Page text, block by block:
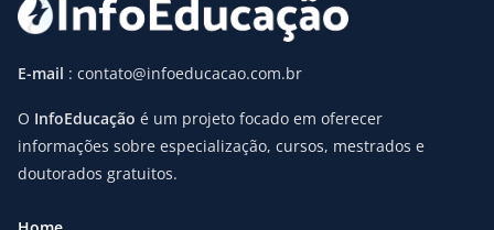
E-mail : contato@infoeducacao.com.br
O InfoEducação é um projeto focado em oferecer
informações sobre especialização, cursos, mestrados e
doutorados gratuitos.